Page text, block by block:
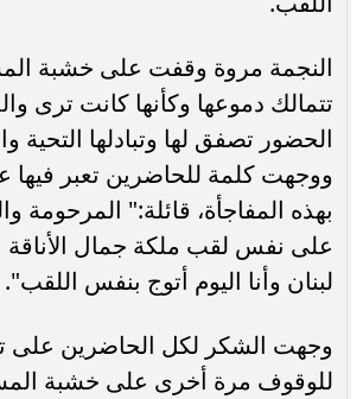
النجمة مروة وقفت على خشبة
تتمالك دموعها وكأنها كانت ترى
الحضور تصفق لها وتبادلها التحية
ووجهت كلمة للحاضرين تعبر فيها
بهذه المفاجأة، قائلة:" المرحومة
على نفس لقب ملكة جمال الأناقة
لبنان وأنا اليوم أتوج بنفس اللقب".
وجهت الشكر لكل الحاضرين على
للوقوف مرة أخرى على خشبة